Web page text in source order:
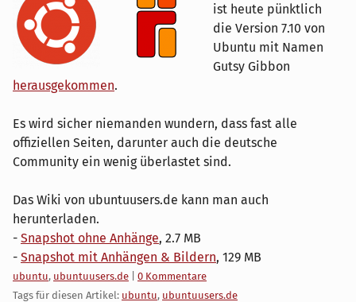
ist heute pünktlich
die Version 7.10 von
Ubuntu mit Namen
Gutsy Gibbon
herausgekommen.
Es wird sicher niemanden wundern, dass fast alle
offiziellen Seiten, darunter auch die deutsche
Community ein wenig überlastet sind.
Das Wiki von ubuntuusers.de kann man auch
herunterladen.
- Snapshot ohne Anhänge, 2.7 MB
- Snapshot mit Anhängen & Bildern, 129 MB
Kategorien:
ubuntu, ubuntuusers.de
0 Kommentare
Tags für diesen Artikel: ubuntu, ubuntuusers.de